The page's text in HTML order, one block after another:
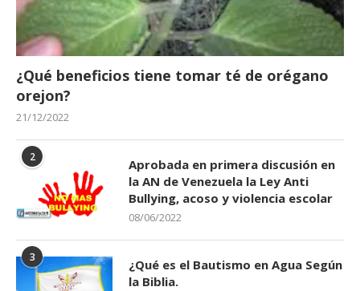
¿Qué beneficios tiene tomar té de orégano
orejon?
21/12/2022
2
Aprobada en primera discusión en
la AN de Venezuela la Ley Anti
Bullying, acoso y violencia escolar
08/06/2022
3
¿Qué es el Bautismo en Agua Según
la Biblia.